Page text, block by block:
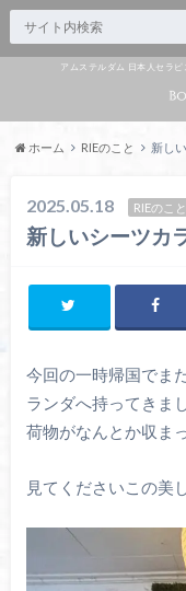
アムステルダム 日本人セラ
ホーム RIEのこと 新し
2025.05.18 RIEのこと
新しいシーツカ
今回の一時帰国でま
ランダへ持ってきまし
荷物がなんとか収ま
見てくださいこの美